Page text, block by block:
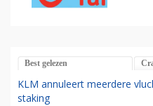
Best gelezen
KLM annuleert meerdere
staking